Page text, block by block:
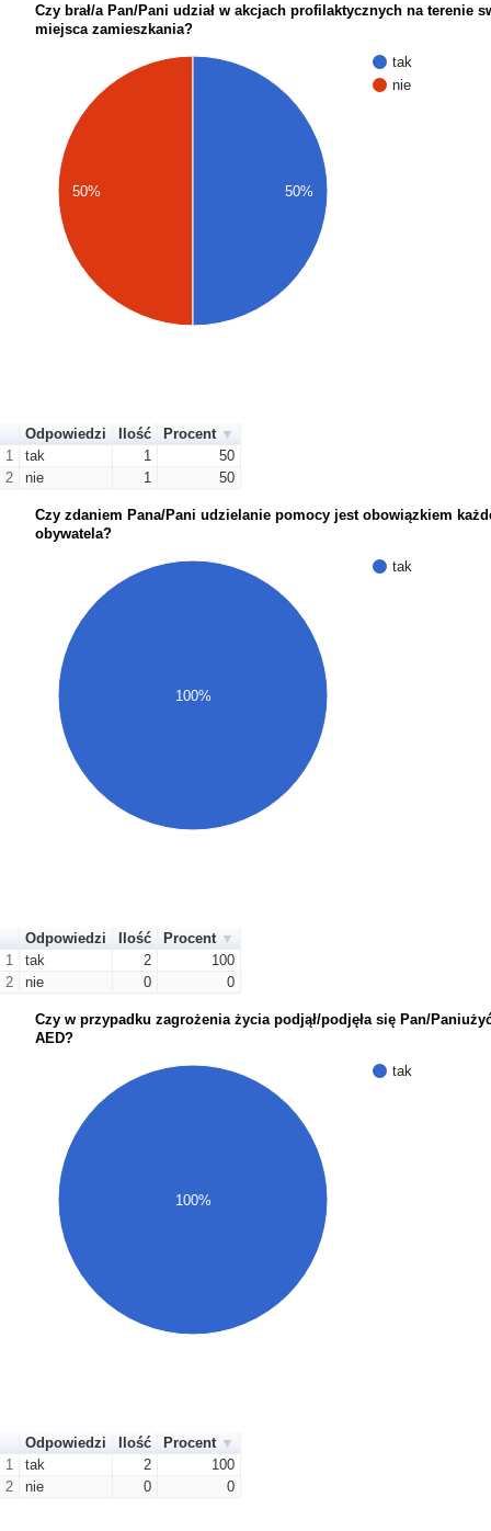
Czy brał/a Pan/Pani udział w akcjach profilaktycznych na terenie
miejsca zamieszkania?
tak
nie
50% 50%
Odpowiedzi Ilość
Procent
1
tak 1
50
2
nie 1 50
Czy zdaniem Pana/Pani udzielanie pomocy jest obowiązkiem
obywatela?
tak
100%
Odpowiedzi Ilość
Procent
1
tak 2
100
2
nie 0 0
Czy w przypadku zagrożenia życia podjął/podjęła się Pan/
AED?
tak
100%
Odpowiedzi Ilość
Procent
1
tak 2
100
2
nie 0 0